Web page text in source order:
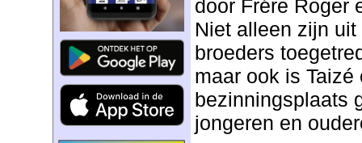
door Frére Roger
Niet alleen zijn
broeders
maar ook is
bezinningsplaats
jongeren en